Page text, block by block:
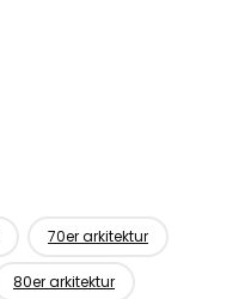
70er arkitektur
80er arkitektur